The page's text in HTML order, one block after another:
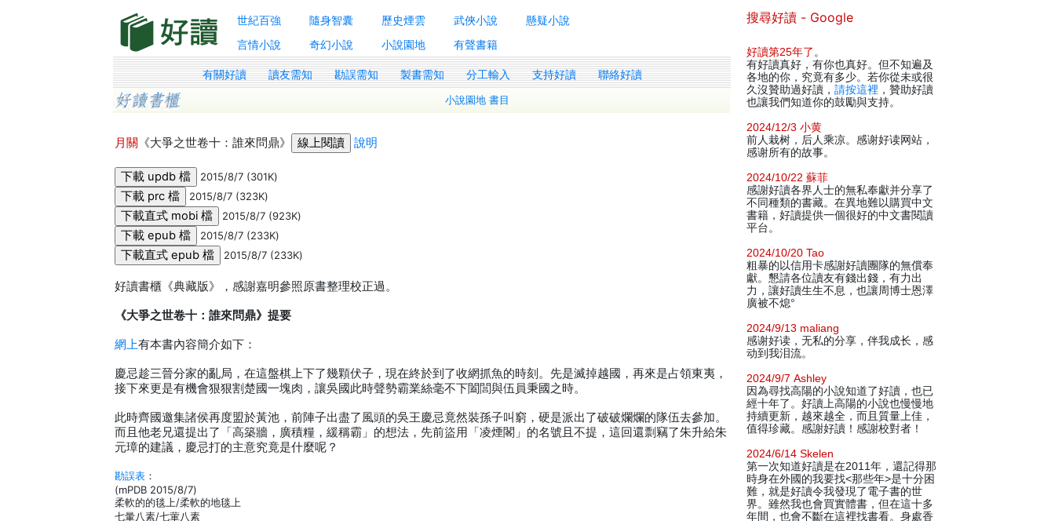
世紀百強 隨身智囊 歷史煙雲 武俠小說
懸疑小說
言情小說
奇幻小說 小說園地 有聲書籍
有關好讀 讀友需知 勘誤需知 製書需知 分工輸入 支持好讀 聯絡好讀
小說園地 書目
月關 《大爭之世卷十：誰來問鼎》 說明
2015/8/7 (301K)
2015/8/7 (323K)
2015/8/7 (923K)
2015/8/7 (233K)
2015/8/7 (233K)
好讀書櫃《典藏版》，感謝嘉明參照原書整理校正過。
《大爭之世卷十：誰來問鼎》提要
網上有本書內容簡介如下：
慶忌趁三晉分家的亂局，在這盤棋上下了幾顆伏子，現在終於到了收網抓魚的時刻。先是滅掉越國，再來是占領東夷，
接下來更是有機會狠狠割楚國一塊肉，讓吳國此時聲勢霸業絲毫不下闔閭與伍員秉國之時。
此時齊國邀集諸侯再度盟於黃池，前陣子出盡了風頭的吳王慶忌竟然裝孫子叫窮，硬是派出了破破爛爛的隊伍去參加。
而且他老兄還提出了「高築牆，廣積糧，緩稱霸」的想法，先前盜用「凌煙閣」的名號且不提，這回還剽竊了朱升給朱
元璋的建議，慶忌打的主意究竟是什麼呢？
勘誤表 ：
(mPDB 2015/8/7)
柔軟的的毯上/柔軟的地毯上
七暈八素/七葷八素
搜尋好讀 - Google
好讀第25年了 。
有好讀真好，有你也真好。但不知遍及
各地的你，究竟有多少。若你從未或很
久沒贊助過好讀， 請按這裡 ，贊助好讀
也讓我們知道你的鼓勵與支持。
2024/12/3 小黄
前人栽树，后人乘凉。感谢好读网站，
感谢所有的故事。
2024/10/22 蘇菲
感謝好讀各界人士的無私奉獻并分享了
不同種類的書藏。在異地難以購買中文
書籍，好讀提供一個很好的中文書閱讀
平台。
2024/10/20 Tao
粗暴的以信用卡感謝好讀團隊的無償奉
獻。懇請各位讀友有錢出錢，有力出
力，讓好讀生生不息，也讓周博士恩澤
廣被不熄°
2024/9/13 maliang
感谢好读，无私的分享，伴我成长，感
动到我泪流。
2024/9/7 Ashley
因為尋找高陽的小說知道了好讀，也已
經十年了。好讀上高陽的小說也慢慢地
持續更新，越來越全，而且質量上佳，
值得珍藏。感謝好讀！感謝校對者！
2024/6/14 Skelen
第一次知道好讀是在2011年，還記得那
時身在外國的我要找<那些年>是十分困
難，就是好讀令我發現了電子書的世
界。雖然我也會買實體書，但在這十多
年間，也會不斷在這裡找書看。身處香